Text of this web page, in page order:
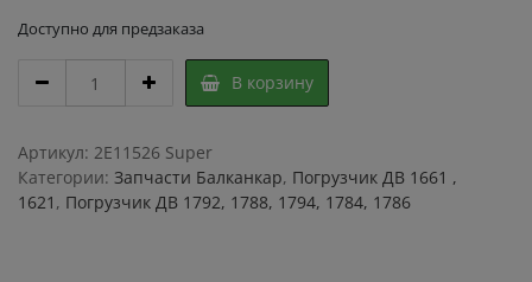
Доступно для предзаказа
поршня
/
АКПП
6844
01.00.07
В корзину
Артикул: 2E11526 Super
Категории: Запчасти Балканкар, Погрузчик ДВ 1661 ,
1621 , Погрузчик ДВ 1792, 1788, 1794, 1784, 1786